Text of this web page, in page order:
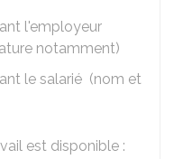
l'employeur
notamment)
le salarié (nom et
est disponible :